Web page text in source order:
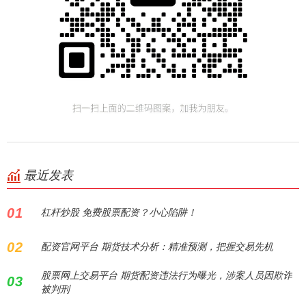
最近发表
01 杠杆炒股 免费股票配资？小心陷阱！
02 配资官网平台 期货技术分析：精准预测，把握交易先机
03
股票网上交易平台 期货配资违法行为曝光，涉案人员因欺诈
被判刑